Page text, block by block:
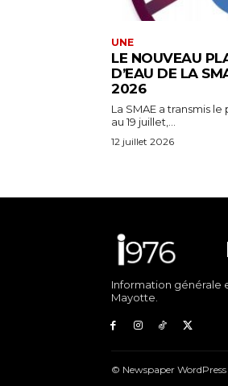
UNE
LE NOUVEAU
D’EAU DE LA
2026
La SMAE a transmis
au 19 juillet,...
12 juillet 2026
Information générale
Mayotte.
© Newspaper